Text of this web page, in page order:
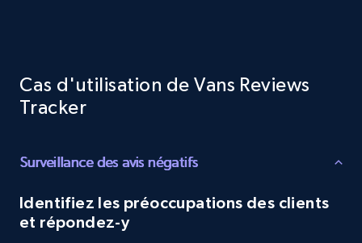
Target - Gather data on products using
specified keywords
and more.
1.3K+ 175+ Commencer
Cas d'utilisation de Vans Reviews
Tracker
Surveillance des avis négatifs
Identifiez les préoccupations des clients
et répondez-y